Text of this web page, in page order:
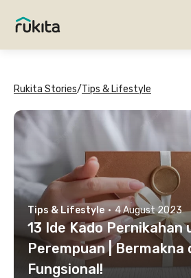
Rukita Stories/Tips & Lifestyle
Tips & Lifestyle · 4 August 2023
13 Ide Kado Pernikahan
Perempuan | Bermakna
Fungsional!